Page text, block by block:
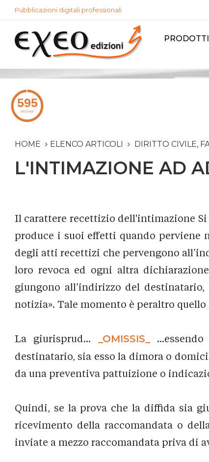
Pubblicazioni digitali professionali
PRODOTTI
HOME ELENCO ARTICOLI DIRITTO CIVILE,
L'INTIMAZIONE AD
Il carattere recettizio dell'intimazione
produce i suoi effetti quando perviene
degli atti recettizi che pervengono
loro revoca ed ogni altra
giungono all’indirizzo del
notizia». Tale momento è peraltro
La giurisprud... _OMISSIS_
destinatario, sia esso la dimora o
da una preventiva pattuizione o
Quindi, se la prova che la diffida sia
ricevimento della raccomandata o
inviate a mezzo raccomandata priva di